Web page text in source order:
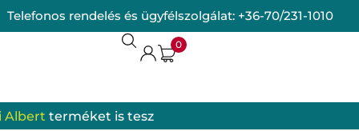
Telefonos rendelés és ügyfélszolgálat: +36-70/231-1010
0
Albert terméket is tesz